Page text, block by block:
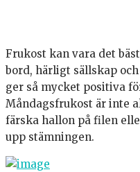
Frukost kan vara det
bord, härligt sällskap
ger så mycket positiva
Måndagsfrukost är inte
färska hallon på filen
upp stämningen.